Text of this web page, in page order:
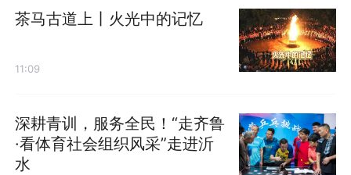
茶马古道上丨火光中的记忆
11:09
深耕青训，服务全民！“走齐鲁
·看体育社会组织风采”走进沂
水